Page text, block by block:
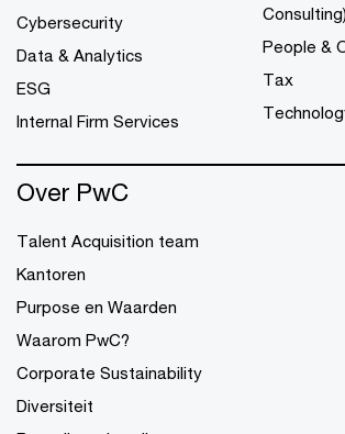
Cybersecurity
Data & Analytics
ESG
Internal Firm Services
Consulting)
People &
Tax
Over PwC
Talent Acquisition team
Kantoren
Purpose en Waarden
Waarom PwC?
Corporate Sustainability
Diversiteit